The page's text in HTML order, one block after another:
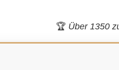
🏆 Über 1350